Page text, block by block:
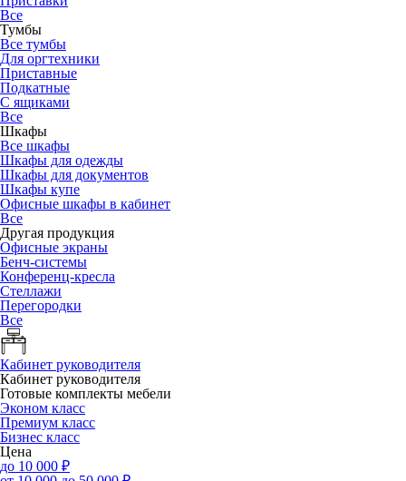
Все
Тумбы
Все тумбы
Для оргтехники
Приставные
Подкатные
С ящиками
Все
Шкафы
Все шкафы
Шкафы для одежды
Шкафы для документов
Шкафы купе
Офисные шкафы в кабинет
Все
Другая продукция
Офисные экраны
Бенч-системы
Конференц-кресла
Стеллажи
Перегородки
Все
Кабинет руководителя
Кабинет руководителя
Готовые комплекты мебели
Эконом класс
Премиум класс
Бизнес класс
Цена
до 10 000 ₽